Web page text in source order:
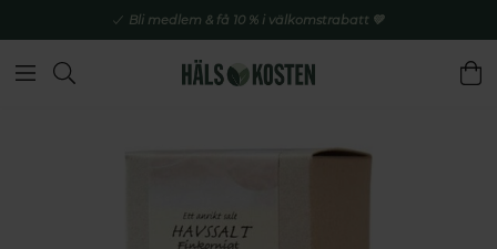
Bli medlem & få 10 % i välkomstrabatt 💚